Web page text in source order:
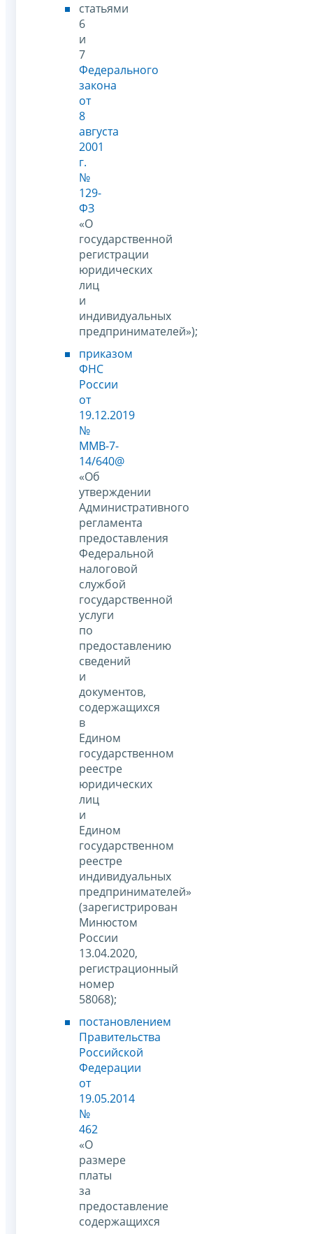
статьями
6
и
7
Федерального
закона
от
8
августа
2001
г.
№
129-
ФЗ
«О
государственной
регистрации
юридических
лиц
и
индивидуальных
предпринимателей»);
приказом
ФНС
России
от
19.12.2019
№
ММВ-7-
14/640@
«Об
утверждении
Административного
регламента
предоставления
Федеральной
налоговой
службой
государственной
услуги
по
предоставлению
сведений
и
документов,
содержащихся
в
Едином
государственном
реестре
юридических
лиц
и
Едином
государственном
реестре
индивидуальных
предпринимателей»
(зарегистрирован
Минюстом
России
13.04.2020,
регистрационный
номер
58068);
постановлением
Правительства
Российской
Федерации
от
19.05.2014
№
462
«О
размере
платы
за
предоставление
содержащихся